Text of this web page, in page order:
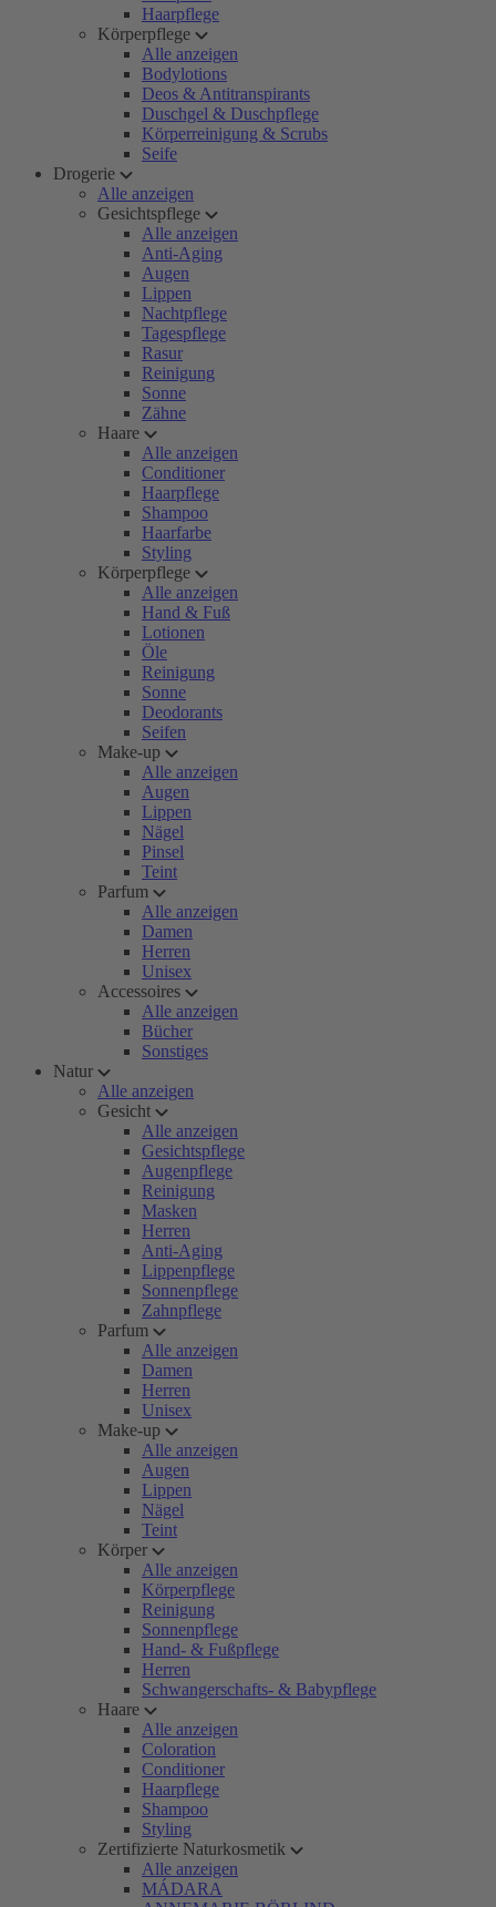
Haarpflege
Körperpflege
Alle anzeigen
Bodylotions
Deos & Antitranspirants
Duschgel & Duschpflege
Körperreinigung & Scrubs
Seife
Drogerie
Alle anzeigen
Gesichtspflege
Alle anzeigen
Anti-Aging
Augen
Lippen
Nachtpflege
Tagespflege
Rasur
Reinigung
Sonne
Zähne
Haare
Alle anzeigen
Conditioner
Haarpflege
Shampoo
Haarfarbe
Styling
Körperpflege
Alle anzeigen
Hand & Fuß
Lotionen
Öle
Reinigung
Sonne
Deodorants
Seifen
Make-up
Alle anzeigen
Augen
Lippen
Nägel
Pinsel
Teint
Parfum
Alle anzeigen
Damen
Herren
Unisex
Accessoires
Alle anzeigen
Bücher
Sonstiges
Natur
Alle anzeigen
Gesicht
Alle anzeigen
Gesichtspflege
Augenpflege
Reinigung
Masken
Herren
Anti-Aging
Lippenpflege
Sonnenpflege
Zahnpflege
Parfum
Alle anzeigen
Damen
Herren
Unisex
Make-up
Alle anzeigen
Augen
Lippen
Nägel
Teint
Körper
Alle anzeigen
Körperpflege
Reinigung
Sonnenpflege
Hand- & Fußpflege
Herren
Schwangerschafts- & Babypflege
Haare
Alle anzeigen
Coloration
Conditioner
Haarpflege
Shampoo
Styling
Zertifizierte Naturkosmetik
Alle anzeigen
MÁDARA